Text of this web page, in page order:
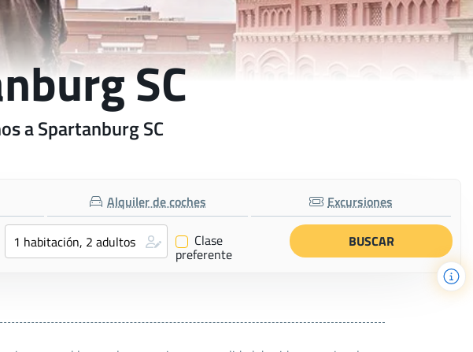
SC
a Spartanburg SC
Alquiler de coches Excursiones
✔ Clase
preferente